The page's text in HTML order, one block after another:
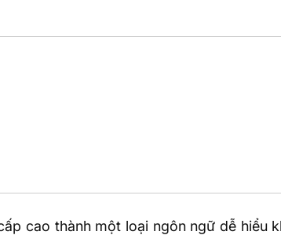
cao thành một loại ngôn ngữ dễ hiểu